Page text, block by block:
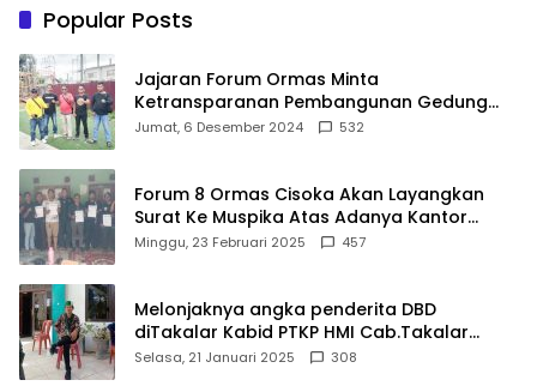
Popular Posts
Jajaran Forum Ormas Minta
Ketransparanan Pembangunan Gedung
Damkar Di Kecamatan Cisoka
Jumat, 6 Desember 2024 532
Forum 8 Ormas Cisoka Akan Layangkan
Surat Ke Muspika Atas Adanya Kantor
Matel di Cisoka
Minggu, 23 Februari 2025 457
Melonjaknya angka penderita DBD
diTakalar Kabid PTKP HMI Cab.Takalar
angkat bicara
Selasa, 21 Januari 2025 308